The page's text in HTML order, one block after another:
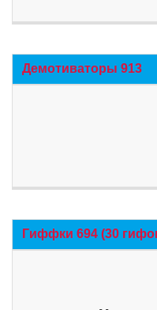
Демотиваторы 913
Гиффки 694 (30